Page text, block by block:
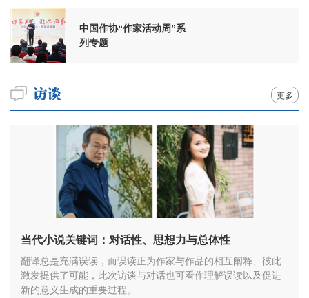
中国作协“作家活动周”系
列专题
更多
当代小说关键词：对话性、思想力与总体性
翻译总是充满误读，而误读正为作家与作品的相互阐释、彼此
激发提供了可能，此次访谈与对话也可看作理解误读以及促进
新的意义生成的重要过程。